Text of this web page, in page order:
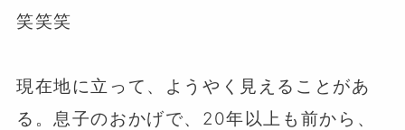
笑笑笑
現在地に立って、ようやく見えることがあ
る。息子のおかげで、20年以上も前から、